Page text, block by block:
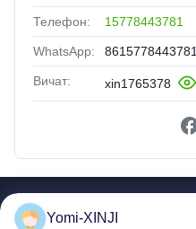
Телефон: 15778443781
WhatsApp: 8615778443781
Вичат: xin1765378
Yomi-XINJI